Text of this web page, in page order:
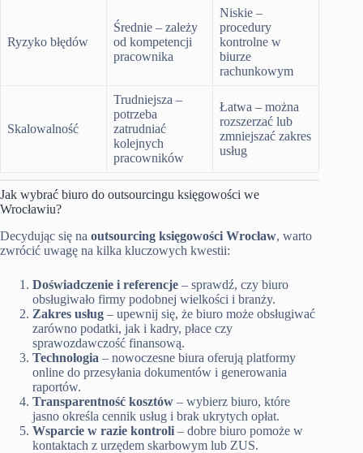
Ryzyko błędów
Średnie – zależy
od kompetencji
pracownika
Niskie –
procedury
kontrolne w
biurze
rachunkowym
Skalowalność
Trudniejsza –
potrzeba
zatrudniać
kolejnych
pracowników
Łatwa – można
rozszerzać lub
zmniejszać zakres
usług
Jak wybrać biuro do outsourcingu księgowości we
Wrocławiu?
Decydując się na outsourcing księgowości Wrocław, warto
zwrócić uwagę na kilka kluczowych kwestii:
Doświadczenie i referencje – sprawdź, czy biuro
obsługiwało firmy podobnej wielkości i branży.
Zakres usług – upewnij się, że biuro może obsługiwać
zarówno podatki, jak i kadry, płace czy
sprawozdawczość finansową.
Technologia – nowoczesne biura oferują platformy
online do przesyłania dokumentów i generowania
raportów.
Transparentność kosztów – wybierz biuro, które
jasno określa cennik usług i brak ukrytych opłat.
Wsparcie w razie kontroli – dobre biuro pomoże w
kontaktach z urzędem skarbowym lub ZUS.